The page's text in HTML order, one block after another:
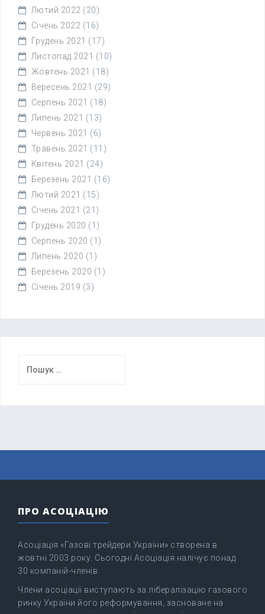
Лютий 2022 (20)
Січень 2022 (16)
Грудень 2021 (17)
Листопад 2021 (10)
Жовтень 2021 (18)
Вересень 2021 (29)
Серпень 2021 (18)
Липень 2021 (13)
Червень 2021 (6)
Травень 2021 (11)
Квітень 2021 (24)
Березень 2021 (16)
Лютий 2021 (15)
Січень 2021 (21)
Грудень 2020 (1)
Серпень 2020 (1)
Липень 2020 (1)
Березень 2020 (1)
Січень 2019 (3)
ПРО АСОЦІАЦІЮ
Асоціація «Газові трейдери України» створена в
жовтні 2003 року. Сьогодні Асоціація налічує понад
30 компаній-членів.
Члени асоціації виступають за лібералізацію газового
ринку України його реформування, засноване на